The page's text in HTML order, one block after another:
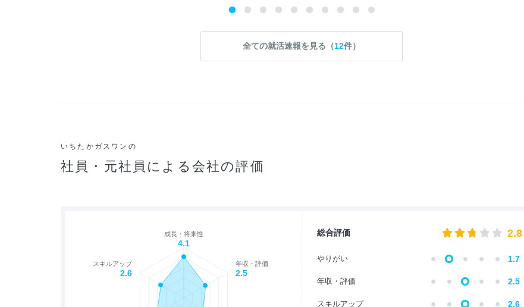
全ての就活速報を見る（12件）
いちたかガスワンの
社員・元社員による会社の評価
成長・将来性
4.1
年収・評価
2.5
スキルアップ
2.6
総合評価 2.8
やりがい 1.7
年収・評価 2.5
スキルアップ 2.6